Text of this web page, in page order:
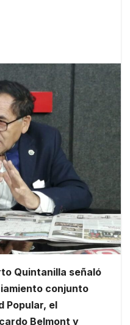
Quintanilla señaló
conjunto
Popular, el
Belmont y